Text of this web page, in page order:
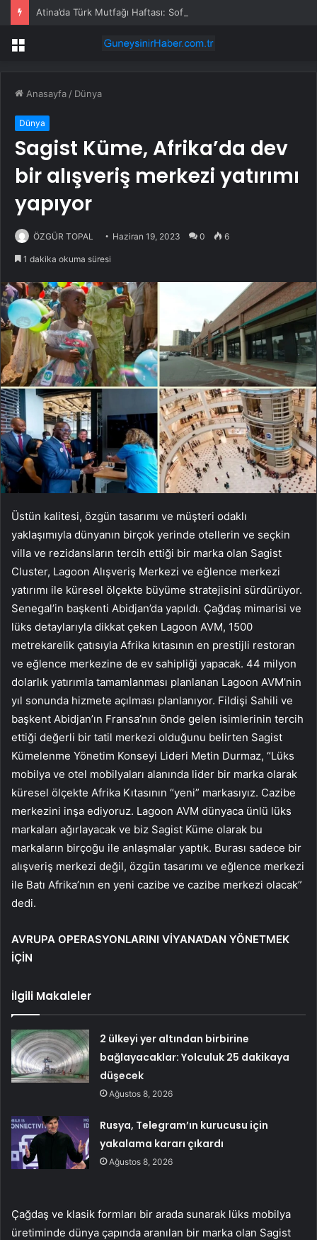
Atina’da Türk Mutfağı Haftası: Sofrada Miras
Menü
Anasayfa / Dünya
Dünya
Sagist Küme, Afrika’da dev
bir alışveriş merkezi yatırımı
yapıyor
ÖZGÜR TOPAL Haziran 19, 2023 0 6
1 dakika okuma süresi
Üstün kalitesi, özgün tasarımı ve müşteri odaklı
yaklaşımıyla dünyanın birçok yerinde otellerin ve seçkin
villa ve rezidansların tercih ettiği bir marka olan Sagist
Cluster, Lagoon Alışveriş Merkezi ve eğlence merkezi
yatırımı ile küresel ölçekte büyüme stratejisini sürdürüyor.
Senegal’in başkenti Abidjan’da yapıldı. Çağdaş mimarisi ve
lüks detaylarıyla dikkat çeken Lagoon AVM, 1500
metrekarelik çatısıyla Afrika kıtasının en prestijli restoran
ve eğlence merkezine de ev sahipliği yapacak. 44 milyon
dolarlık yatırımla tamamlanması planlanan Lagoon AVM’nin
yıl sonunda hizmete açılması planlanıyor. Fildişi Sahili ve
başkent Abidjan’ın Fransa’nın önde gelen isimlerinin tercih
ettiği değerli bir tatil merkezi olduğunu belirten Sagist
Kümelenme Yönetim Konseyi Lideri Metin Durmaz, “Lüks
mobilya ve otel mobilyaları alanında lider bir marka olarak
küresel ölçekte Afrika Kıtasının “yeni” markasıyız. Cazibe
merkezini inşa ediyoruz. Lagoon AVM dünyaca ünlü lüks
markaları ağırlayacak ve biz Sagist Küme olarak bu
markaların birçoğu ile anlaşmalar yaptık. Burası sadece bir
alışveriş merkezi değil, özgün tasarımı ve eğlence merkezi
ile Batı Afrika’nın en yeni cazibe ve cazibe merkezi olacak”
dedi.
AVRUPA OPERASYONLARINI VİYANA’DAN YÖNETMEK
İÇİN
İlgili Makaleler
2 ülkeyi yer altından birbirine
bağlayacaklar: Yolculuk 25 dakikaya
düşecek
Ağustos 8, 2026
Rusya, Telegram’ın kurucusu için
yakalama kararı çıkardı
Ağustos 8, 2026
Çağdaş ve klasik formları bir arada sunarak lüks mobilya
üretiminde dünya çapında aranılan bir marka olan Sagist